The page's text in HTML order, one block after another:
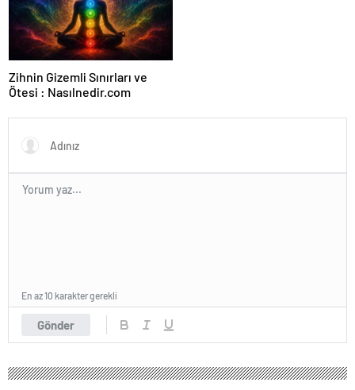
Zihnin Gizemli Sınırları ve
Ötesi : Nasılnedir.com
Gönder
En az 10 karakter gerekli